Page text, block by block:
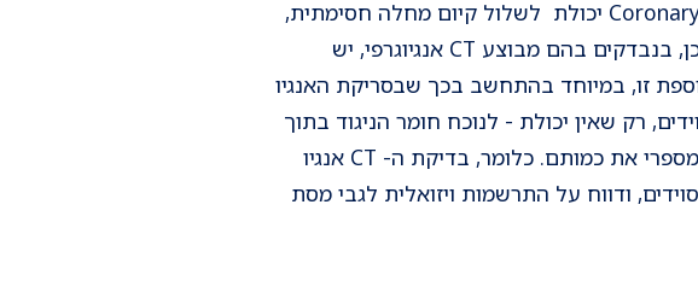
אין לבדיקת ה- Coronary Calcium Score יכולת לשלול קיום מחלה חסימתית,
וזאת בניגוד ל-CT האנגיוגרפי. לכן, בנבדקים בהם מבוצע CT אנגיוגרפי, יש
זו, במיוחד בהתחשב בכך שבסריקת האנגיו
רק שאין יכולת - לנוכח חומר הניגוד בתוך
הכלים הכליליים - לקבוע באופן מספרי את כמותם. כלומר, בדיקת ה- CT אנגיו
ודווח על התרשמות ויזואלית לגבי מסת